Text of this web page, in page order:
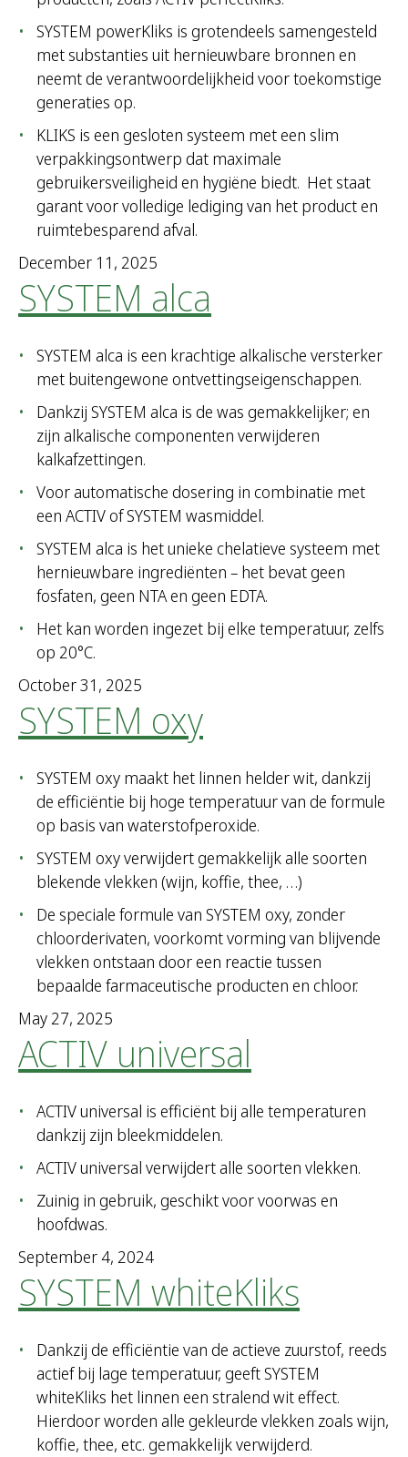
SYSTEM powerKliks is grotendeels samengesteld
met substanties uit hernieuwbare bronnen en
neemt de verantwoordelijkheid voor toekomstige
generaties op.
KLIKS is een gesloten systeem met een slim
verpakkingsontwerp dat maximale
gebruikersveiligheid en hygiëne biedt. Het staat
garant voor volledige lediging van het product en
ruimtebesparend afval.
December 11, 2025
SYSTEM alca
SYSTEM alca is een krachtige alkalische versterker
met buitengewone ontvettingseigenschappen.
Dankzij SYSTEM alca is de was gemakkelijker; en
zijn alkalische componenten verwijderen
kalkafzettingen.
Voor automatische dosering in combinatie met
een ACTIV of SYSTEM wasmiddel.
SYSTEM alca is het unieke chelatieve systeem met
hernieuwbare ingrediënten – het bevat geen
fosfaten, geen NTA en geen EDTA.
Het kan worden ingezet bij elke temperatuur, zelfs
op 20°C.
October 31, 2025
SYSTEM oxy
SYSTEM oxy maakt het linnen helder wit, dankzij
de efficiëntie bij hoge temperatuur van de formule
op basis van waterstofperoxide.
SYSTEM oxy verwijdert gemakkelijk alle soorten
blekende vlekken (wijn, koffie, thee, …)
De speciale formule van SYSTEM oxy, zonder
chloorderivaten, voorkomt vorming van blijvende
vlekken ontstaan door een reactie tussen
bepaalde farmaceutische producten en chloor.
May 27, 2025
ACTIV universal
ACTIV universal is efficiënt bij alle temperaturen
dankzij zijn bleekmiddelen.
ACTIV universal verwijdert alle soorten vlekken.
Zuinig in gebruik, geschikt voor voorwas en
hoofdwas.
September 4, 2024
SYSTEM whiteKliks
Dankzij de efficiëntie van de actieve zuurstof, reeds
actief bij lage temperatuur, geeft SYSTEM
whiteKliks het linnen een stralend wit effect.
Hierdoor worden alle gekleurde vlekken zoals wijn,
koffie, thee, etc. gemakkelijk verwijderd.